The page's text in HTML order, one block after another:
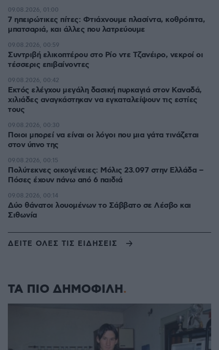
7 ηπειρώτικες πίτες: Φτιάχνουμε πλασίντα, κοθρόπιτα,
μπατσαριά, και άλλες που λατρεύουμε
09.08.2026, 01:00
Συντριβή ελικοπτέρου στο Ρίο ντε Τζανέιρο, νεκροί οι
τέσσερις επιβαίνοντες
09.08.2026, 00:59
Εκτός ελέγχου μεγάλη δασική πυρκαγιά στον Καναδά,
χιλιάδες αναγκάστηκαν να εγκαταλείψουν τις εστίες
τους
09.08.2026, 00:42
Ποιοι μπορεί να είναι οι λόγοι που μια γάτα τινάζεται
στον ύπνο της
09.08.2026, 00:30
Πολύτεκνες οικογένειες: Μόλις 23.097 στην Ελλάδα –
Πόσες έχουν πάνω από 6 παιδιά
09.08.2026, 00:15
Δύο θάνατοι λουομένων το Σάββατο σε Λέσβο και
Σιθωνία
09.08.2026, 00:14
ΔΕΙΤΕ ΟΛΕΣ ΤΙΣ ΕΙΔΗΣΕΙΣ
ΤΑ ΠΙΟ ΔΗΜΟΦΙΛΗ